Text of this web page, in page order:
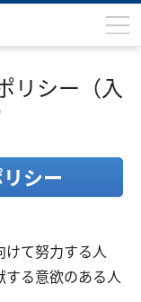
リシー（入
シー
て努力する人
る意欲のある人